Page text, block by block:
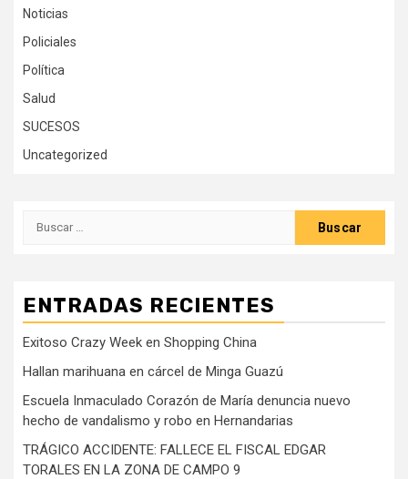
Noticias
Policiales
Política
Salud
SUCESOS
Uncategorized
Buscar:
ENTRADAS RECIENTES
Exitoso Crazy Week en Shopping China
Hallan marihuana en cárcel de Minga Guazú
Escuela Inmaculado Corazón de María denuncia nuevo
hecho de vandalismo y robo en Hernandarias
TRÁGICO ACCIDENTE: FALLECE EL FISCAL EDGAR
TORALES EN LA ZONA DE CAMPO 9